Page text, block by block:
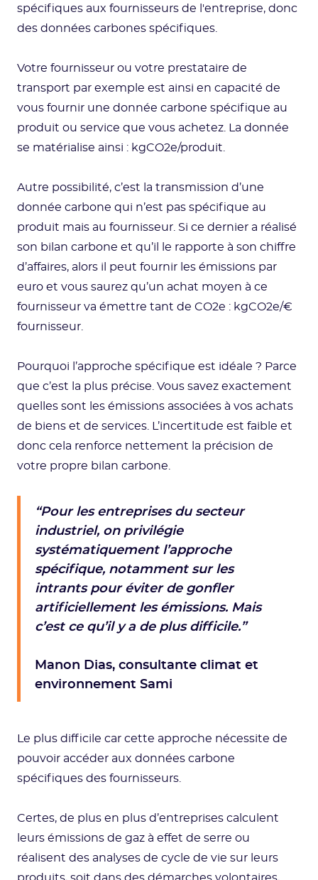
spécifiques aux fournisseurs de l'entreprise, donc
des données carbones spécifiques.
Votre fournisseur ou votre prestataire de
transport par exemple est ainsi en capacité de
vous fournir une donnée carbone spécifique au
produit ou service que vous achetez. La donnée
se matérialise ainsi : kgCO2e/produit.
Autre possibilité, c’est la transmission d’une
donnée carbone qui n’est pas spécifique au
produit mais au fournisseur. Si ce dernier a réalisé
son bilan carbone et qu’il le rapporte à son chiffre
d’affaires, alors il peut fournir les émissions par
euro et vous saurez qu’un achat moyen à ce
fournisseur va émettre tant de CO2e : kgCO2e/€
fournisseur.
Pourquoi l’approche spécifique est idéale ? Parce
que c’est la plus précise. Vous savez exactement
quelles sont les émissions associées à vos achats
de biens et de services. L’incertitude est faible et
donc cela renforce nettement la précision de
votre propre bilan carbone.
“Pour les entreprises du secteur
industriel, on privilégie
systématiquement l’approche
spécifique, notamment sur les
intrants pour éviter de gonfler
artificiellement les émissions. Mais
c’est ce qu’il y a de plus difficile.”
Manon Dias, consultante climat et
environnement Sami
Le plus difficile car cette approche nécessite de
pouvoir accéder aux données carbone
spécifiques des fournisseurs.
Certes, de plus en plus d’entreprises calculent
leurs émissions de gaz à effet de serre ou
réalisent des analyses de cycle de vie sur leurs